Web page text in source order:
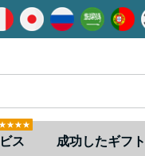
ス 成功したギフ